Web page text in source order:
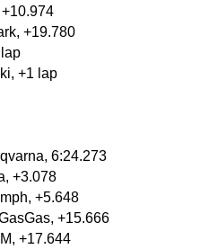
+19.780
+1 lap
6:24.273
+3.078
+5.648
+15.666
+17.644